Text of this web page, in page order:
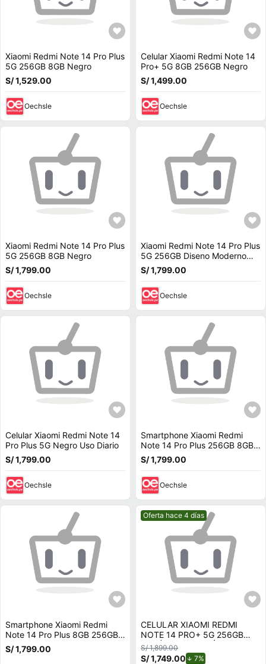
Xiaomi Redmi Note 14 Pro Plus
5G 256GB 8GB Negro
S/ 1,529.00
Oechsle
Celular Xiaomi Redmi Note 14
Pro+ 5G 8GB 256GB Negro
S/ 1,499.00
Oechsle
Xiaomi Redmi Note 14 Pro Plus
5G 256GB 8GB Negro
S/ 1,799.00
Oechsle
Xiaomi Redmi Note 14 Pro Plus
5G 256GB Diseno Moderno
Negro
S/ 1,799.00
Oechsle
Celular Xiaomi Redmi Note 14
Pro Plus 5G Negro Uso Diario
S/ 1,799.00
Oechsle
Smartphone Xiaomi Redmi
Note 14 Pro Plus 256GB 8GB
Negro
S/ 1,799.00
Oechsle
Smartphone Xiaomi Redmi
Note 14 Pro Plus 8GB 256GB
5G Negro
S/ 1,799.00
Mejor precio.
Oferta hace 4 días
CELULAR XIAOMI REDMI
NOTE 14 PRO+ 5G 256GB
8GB | LAVANDA PÚRPURA
S/ 1,899.00
S/ 1,749.00 7%